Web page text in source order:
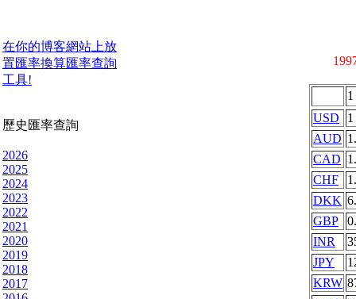
在你的博客網站上放
置匯率換算匯率查詢
工具!
歷史匯率查詢
2026
2025
2024
2023
2022
2021
2020
2019
2018
2017
1
USD
1
AUD
CAD
CHF
DKK
GBP
INR
JPY
KRW